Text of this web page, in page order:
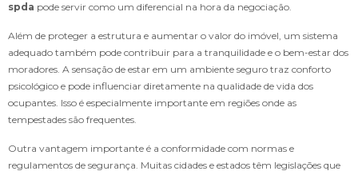
spda pode servir como um diferencial na hora da negociação.
Além de proteger a estrutura e aumentar o valor do imóvel, um sistema
adequado também pode contribuir para a tranquilidade e o bem-estar dos
moradores. A sensação de estar em um ambiente seguro traz conforto
psicológico e pode influenciar diretamente na qualidade de vida dos
ocupantes. Isso é especialmente importante em regiões onde as
tempestades são frequentes.
Outra vantagem importante é a conformidade com normas e
regulamentos de segurança. Muitas cidades e estados têm legislações que